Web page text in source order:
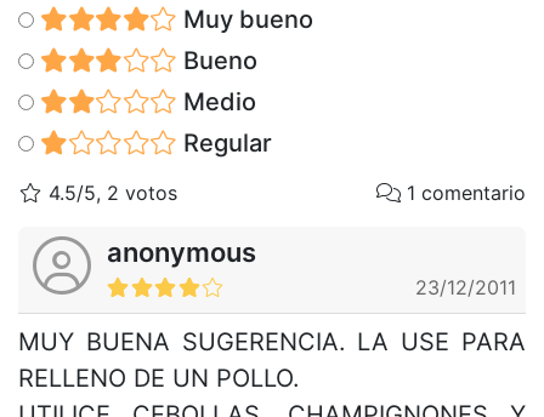
Muy bueno
Bueno
Medio
Regular
4.5/5, 2 votos 1 comentario
anonymous
23/12/2011
MUY BUENA SUGERENCIA. LA USE PARA
RELLENO DE UN POLLO.